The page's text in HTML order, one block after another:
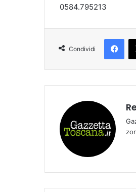
0584.795213
Condividi